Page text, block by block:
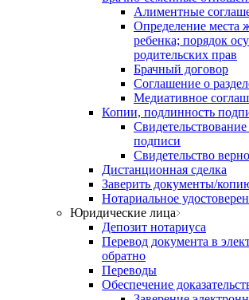
Алиментные
Определение места
ребенка; порядок
родительских прав
Брачный договор
Соглашение о
Медиативное
Копии, подлинность
подписи
Свидетельство
Дистанционная сделка
Заверить документы/
Нотариальное
Юридические лица
Депозит нотариуса
Перевод документа в
обратно
Переводы
Обеспечение